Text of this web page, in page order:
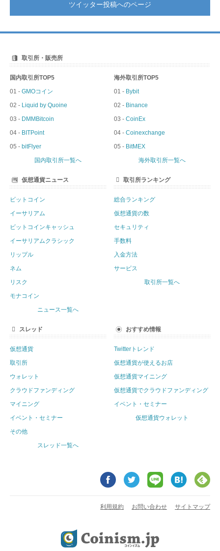
ツイッター投稿へのページ
取引所・販売所
国内取引所TOP5
01 - GMOコイン
02 - Liquid by Quoine
03 - DMMBitcoin
04 - BITPoint
05 - bitFlyer
国内取引所一覧へ
海外取引所TOP5
01 - Bybit
02 - Binance
03 -CoinEx
04 -Coinexchange
05 - BitMEX
海外取引所一覧へ
仮想通貨ニュース
ビットコイン
イーサリアム
ビットコインキャッシュ
イーサリアムクラシック
リップル
ネム
リスク
モナコイン
ニュース一覧へ
取引所ランキング
総合ランキング
仮想通貨の数
セキュリティ
手数料
入金方法
サービス
取引所一覧へ
スレッド
仮想通貨
取引所
ウォレット
クラウドファンディング
マイニング
イベント・セミナー
その他
スレッド一覧へ
おすすめ情報
Twitterトレンド
仮想通貨が使えるお店
仮想通貨マイニング
仮想通貨でクラウドファンディング
イベント・セミナー
仮想通貨ウォレット
利用規約 お問い合わせ サイトマップ